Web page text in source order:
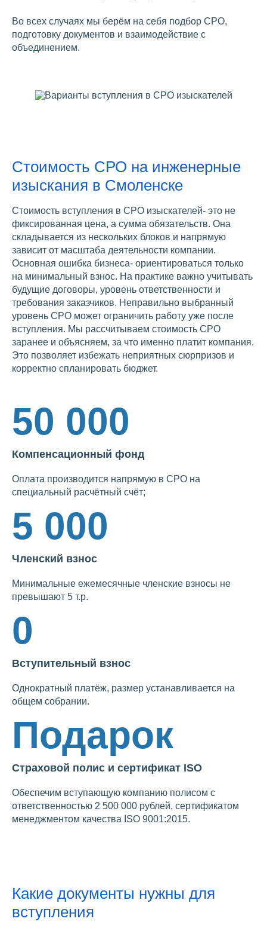
Во всех случаях мы берём на себя подбор СРО,
подготовку документов и взаимодействие с
объединением.
Стоимость СРО на инженерные
изыскания в Смоленске
Стоимость вступления в СРО изыскателей- это не
фиксированная цена, а сумма обязательств. Она
складывается из нескольких блоков и напрямую
зависит от масштаба деятельности компании.
Основная ошибка бизнеса- ориентироваться только
на минимальный взнос. На практике важно учитывать
будущие договоры, уровень ответственности и
требования заказчиков. Неправильно выбранный
уровень СРО может ограничить работу уже после
вступления. Мы рассчитываем стоимость СРО
заранее и объясняем, за что именно платит компания.
Это позволяет избежать неприятных сюрпризов и
корректно спланировать бюджет.
50 000
Компенсационный фонд
Оплата производится напрямую в СРО на
специальный расчётный счёт;
5 000
Членский взнос
Минимальные ежемесячные членские взносы не
превышают 5 т.р.
0
Вступительный взнос
Однократный платёж, размер устанавливается на
общем собрании.
Подарок
Страховой полис и сертификат ISO
Обеспечим вступающую компанию полисом с
ответственностью 2 500 000 рублей, сертификатом
менеджментом качества ISO 9001:2015.
Какие документы нужны для
вступления